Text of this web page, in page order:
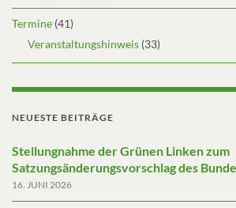
Termine (41)
Veranstaltungshinweis (33)
NEUESTE BEITRÄGE
Stellungnahme der Grünen Linken zum
Satzungsänderungsvorschlag des
16. JUNI 2026